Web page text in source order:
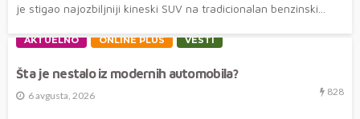
je stigao najozbiljniji kineski SUV na tradicionalan benzinski...
AKTUELNO ONLINE PLUS VESTI
Šta je nestalo iz modernih automobila?
6 avgusta, 2026 828